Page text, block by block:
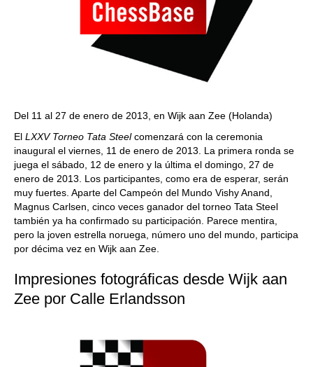
Del 11 al 27 de enero de 2013, en Wijk aan Zee (Holanda)
El LXXV Torneo Tata Steelcomenzará con la ceremonia
inaugural el viernes, 11 de enero de 2013. La primera ronda se
juega el sábado, 12 de enero y la última el domingo, 27 de
enero de 2013. Los participantes, como era de esperar, serán
muy fuertes. Aparte del Campeón del Mundo Vishy Anand,
Magnus Carlsen, cinco veces ganador del torneo Tata Steel
también ya ha confirmado su participación. Parece mentira,
pero la joven estrella noruega, número uno del mundo, participa
por décima vez en Wijk aan Zee.
Impresiones fotográficas desde Wijk aan
Zee por Calle Erlandsson